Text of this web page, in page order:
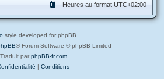
Heures au format UTC+02:00
style developed for phpBB
® Forum Software © phpBB Limited
Traduit par phpBB-fr.com
| Conditions